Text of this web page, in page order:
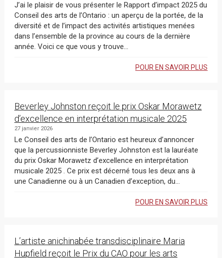
J’ai le plaisir de vous présenter le Rapport d’impact 2025 du
Conseil des arts de l’Ontario : un aperçu de la portée, de la
diversité et de l’impact des activités artistiques menées
dans l’ensemble de la province au cours de la dernière
année. Voici ce que vous y trouve...
POUR EN SAVOIR PLUS
Beverley Johnston reçoit le prix Oskar Morawetz
d’excellence en interprétation musicale 2025
27 janvier 2026
Le Conseil des arts de l’Ontario est heureux d’annoncer
que la percussionniste Beverley Johnston est la lauréate
du prix Oskar Morawetz d’excellence en interprétation
musicale 2025 . Ce prix est décerné tous les deux ans à
une Canadienne ou à un Canadien d’exception, du...
POUR EN SAVOIR PLUS
L’artiste anichinabée transdisciplinaire Maria
Hupfield reçoit le Prix du CAO pour les arts